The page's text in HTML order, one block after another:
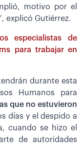
motivo por el
explicó Gutiérrez.
especialistas de
para trabajar en
durante esta
Humanos para
que no estuvieron
días y el despido a
cuando se hizo el
de autoridades